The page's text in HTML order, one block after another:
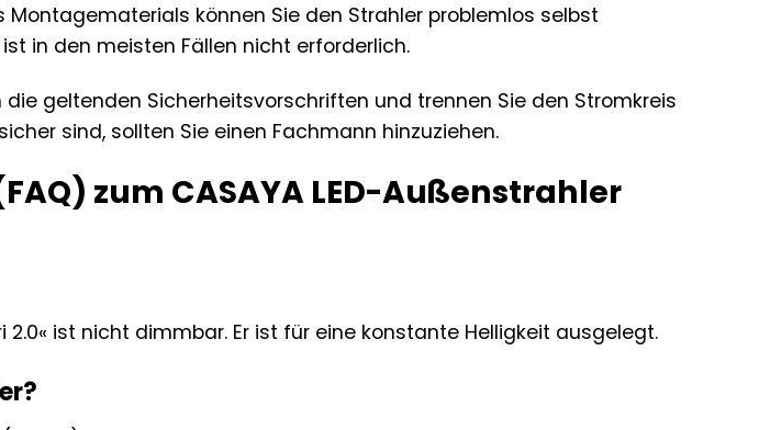
können Sie den Strahler problemlos selbst
in den meisten Fällen nicht erforderlich.
geltenden Sicherheitsvorschriften und trennen Sie den Stromkreis
sind, sollten Sie einen Fachmann hinzuziehen.
zum CASAYA LED-Außenstrahler
2.0« ist nicht dimmbar. Er ist für eine konstante Helligkeit ausgelegt.